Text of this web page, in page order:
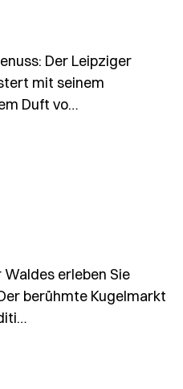
Der Leipziger
mit seinem
Duft vo…
erleben Sie
berühmte Kugelmarkt